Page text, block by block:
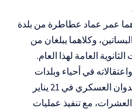
هما عمر عماد عطاطرة من بلدة
وكلاهما يبلغان من
في أحياء وبلدات
جنين، والتي تصاعدت منذ بدء العدوان العسكري في 21 يناير
مع تنفيذ عمليات